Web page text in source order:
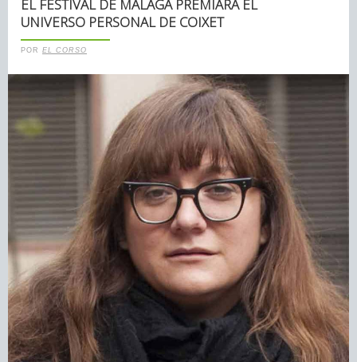
EL FESTIVAL DE MÁLAGA PREMIARÁ EL
UNIVERSO PERSONAL DE COIXET
POR EL CORSO